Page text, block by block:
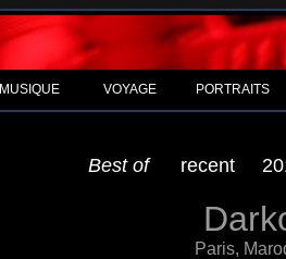
MUSIQUE VOYAGE PORTRAITS
Best of recent
Paris,